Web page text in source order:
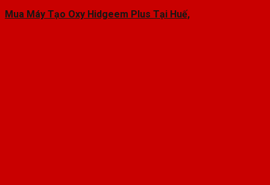
Mua Máy Tạo Oxy Hidgeem Plus Tại Huế,